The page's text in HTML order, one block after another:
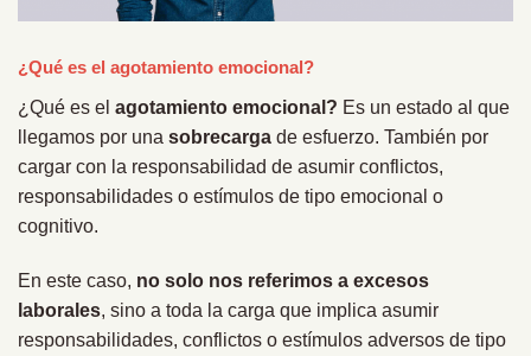
¿Qué es el agotamiento emocional?
¿Qué es el agotamiento emocional? Es un estado al que
llegamos por una sobrecarga de esfuerzo. También por
cargar con la responsabilidad de asumir conflictos,
responsabilidades o estímulos de tipo emocional o
cognitivo.
En este caso, no solo nos referimos a excesos
laborales, sino a toda la carga que implica asumir
responsabilidades, conflictos o estímulos adversos de tipo